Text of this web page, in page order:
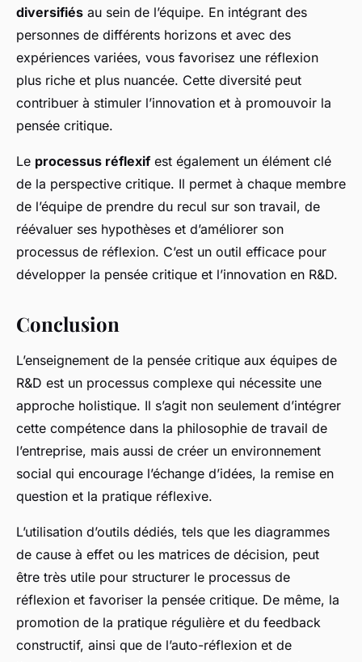
diversifiés au sein de l’équipe. En intégrant des
personnes de différents horizons et avec des
expériences variées, vous favorisez une réflexion
plus riche et plus nuancée. Cette diversité peut
contribuer à stimuler l’innovation et à promouvoir la
pensée critique.
Le processus réflexifest également un élément clé
de la perspective critique. Il permet à chaque membre
de l’équipe de prendre du recul sur son travail, de
réévaluer ses hypothèses et d’améliorer son
processus de réflexion. C’est un outil efficace pour
développer la pensée critique et l’innovation en R&D.
Conclusion
L’enseignement de la pensée critique aux équipes de
R&D est un processus complexe qui nécessite une
approche holistique. Il s’agit non seulement d’intégrer
cette compétence dans la philosophie de travail de
l’entreprise, mais aussi de créer un environnement
social qui encourage l’échange d’idées, la remise en
question et la pratique réflexive.
L’utilisation d’outils dédiés, tels que les diagrammes
de cause à effet ou les matrices de décision, peut
être très utile pour structurer le processus de
réflexion et favoriser la pensée critique. De même, la
promotion de la pratique régulière et du feedback
constructif, ainsi que de l’auto-réflexion et de